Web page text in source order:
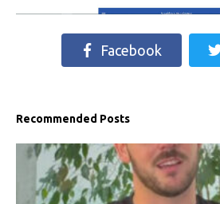
Facebook
Recommended Posts